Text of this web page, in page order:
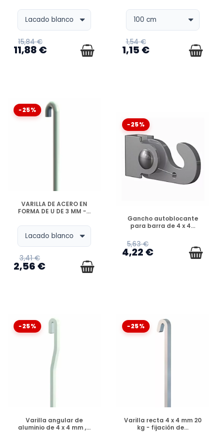
15,84 €
11,88 €
1,54 €
1,15 €
-25%
DISPONIBLE
VARILLA DE ACERO EN
FORMA DE U DE 3 MM -...
3,41 €
2,56 €
-25%
Gancho autoblocante
para barra de 4 x 4...
5,63 €
4,22 €
-25%
DISPONIBLE
Varilla angular de
aluminio de 4 x 4 mm ,...
-25%
DISPONIBLE
Varilla recta 4 x 4 mm 20
kg - fijación de...